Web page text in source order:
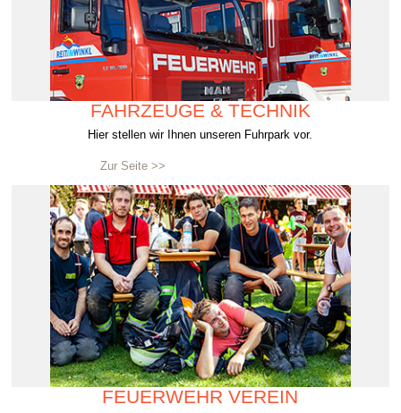
FAHRZEUGE & TECHNIK
Hier stellen wir Ihnen unseren Fuhrpark vor.
Zur Seite >>
FEUERWEHR VEREIN